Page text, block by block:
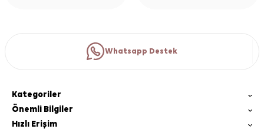
Whatsapp Destek
Kategoriler
Önemli Bilgiler
Hızlı Erişim